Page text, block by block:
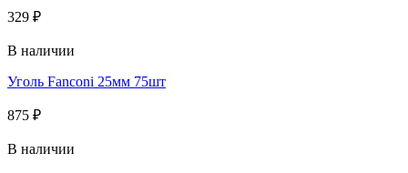
329 ₽
В наличии
Уголь Fanconi 25мм 75шт
875 ₽
В наличии